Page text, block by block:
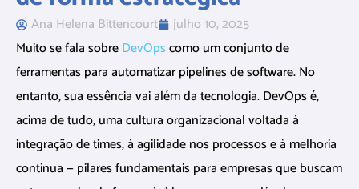
Ana Helena Bittencourt
julho 10, 2025
Muito se fala sobreDevOpscomo um conjunto de
ferramentas para automatizar pipelines de software. No
entanto, sua essência vai além da tecnologia. DevOps é,
acima de tudo, uma cultura organizacional voltada à
integração de times, à agilidade nos processos e à melhoria
contínua — pilares fundamentais para empresas que buscam